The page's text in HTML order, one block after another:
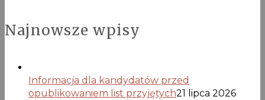
Najnowsze wpisy
Informacja dla kandydatów przed
opublikowaniem list przyjętych21 lipca 2026